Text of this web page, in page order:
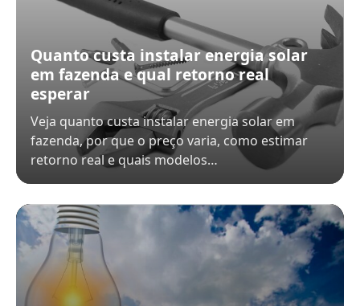
Quanto custa instalar energia solar
em fazenda e qual retorno real
esperar
Veja quanto custa instalar energia solar em
fazenda, por que o preço varia, como estimar
retorno real e quais modelos…